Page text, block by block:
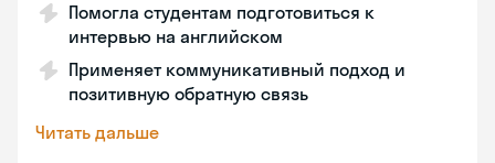
Помогла студентам подготовиться к
интервью на английском
Применяет коммуникативный подход и
позитивную обратную связь
Читать дальше